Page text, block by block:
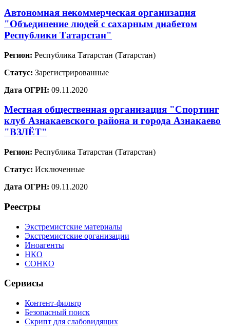
Автономная некоммерческая организация
"Объединение людей с сахарным диабетом
Республики Татарстан"
Регион: Республика Татарстан (Татарстан)
Статус: Зарегистрированные
Дата ОГРН: 09.11.2020
Местная общественная организация "Спортинг
клуб Азнакаевского района и города Азнакаево
"ВЗЛЁТ"
Регион: Республика Татарстан (Татарстан)
Статус: Исключенные
Дата ОГРН: 09.11.2020
Реестры
Экстремистские материалы
Экстремистские организации
Иноагенты
НКО
СОНКО
Сервисы
Контент-фильтр
Безопасный поиск
Скрипт для слабовидящих